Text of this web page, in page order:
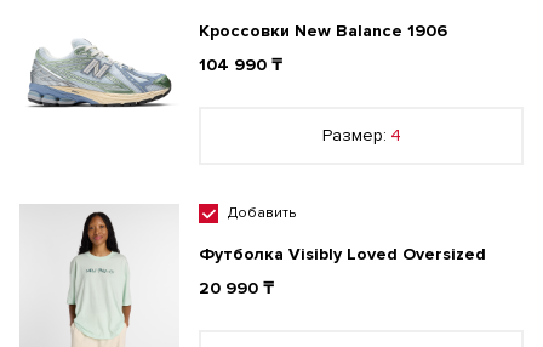
Кроссовки New Balance 1906
104 990 ₸
Размер: 4
Добавить
Футболка Visibly Loved Oversized
20 990 ₸